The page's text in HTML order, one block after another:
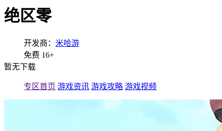
绝区零
开发商： 米哈游
免费 16+
暂无下载
专区首页 游戏资讯 游戏攻略 游戏视频